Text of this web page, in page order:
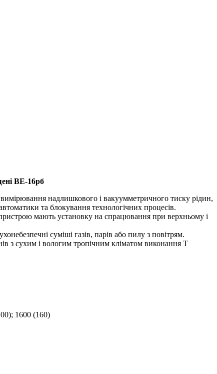
ВЕ-16рб
вимірювання надлишкового і вакуумметричного тиску рідин,
та блокування технологічних процесів.
мають установку на спрацювання при верхньому і
суміші газів, парів або пилу з повітрям.
з сухим і вологим тропічним кліматом виконання Т
1600 (160)